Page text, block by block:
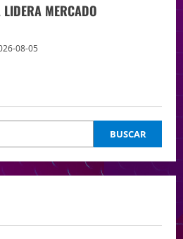
MERCADO
08-05
BUSCAR